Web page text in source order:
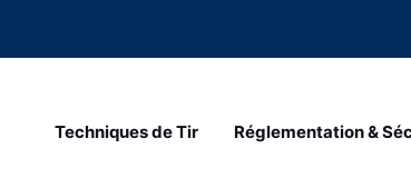
Techniques de Tir Réglementation &